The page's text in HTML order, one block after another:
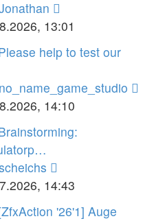
Beitrag
13:01
help to test our
no_name_game_studio
14:10
Beitrag
14:43
'26'1] Auge